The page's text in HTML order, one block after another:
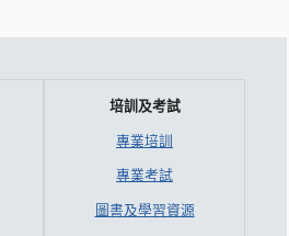
培訓及考試
專業培訓
專業考試
圖書及學習資源